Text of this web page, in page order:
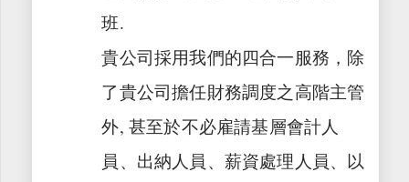
班.
貴公司採用我們的四合一服務，除
了貴公司擔任財務調度之高階主管
外, 甚至於不必雇請基層會計人
員、出納人員、薪資處理人員、以